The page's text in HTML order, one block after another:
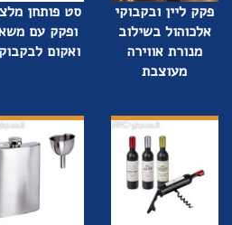
פקק ליין ובקבוקי
אלכוהול בשילוב
מנורת אווירה
מעוצבת
סט פותחן
ופקק עם
ואקום לבקבוק